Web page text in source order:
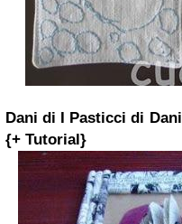
Dani di I Pasticci di Dani
{+ Tutorial}